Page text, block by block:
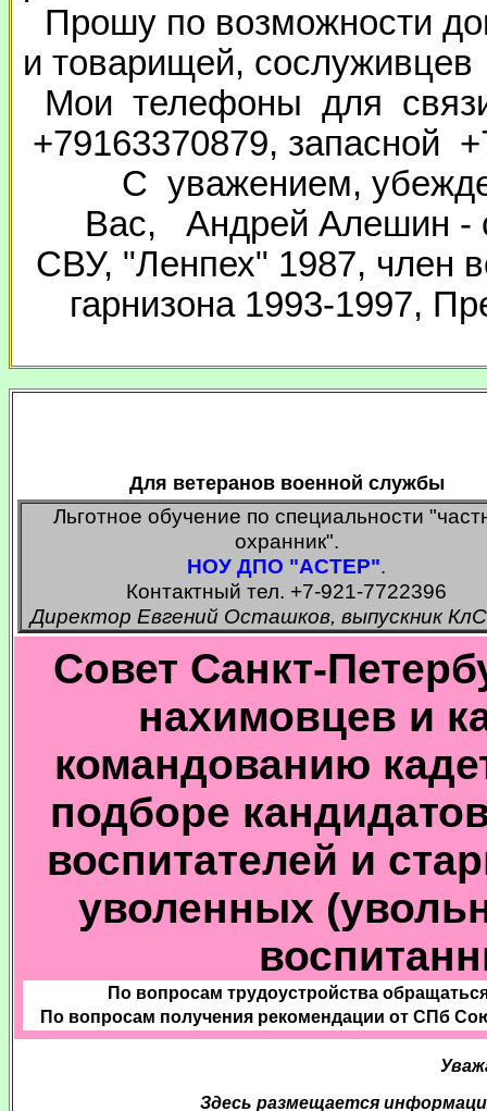
Прошу по возможности
и товарищей,
Мои телефоны для
+79163370879, запасной
С уважением,
Вас, Андрей Алешин -
СВУ, "Ленпех" 1987, член
гарнизона 1993-1997,
Для ветеранов военной службы
Льготное обучение по специальности
охранник".
НОУ ДПО "АСТЕР".
Контактный тел. +7-921-7722396
Директор Евгений Осташков, выпускник
Совет Санкт-
нахимовцев и
командованию
подборе
воспитателей и
уволенных
По вопросам трудоустройства
По вопросам получения рекомендации от СПб
Здесь размещается